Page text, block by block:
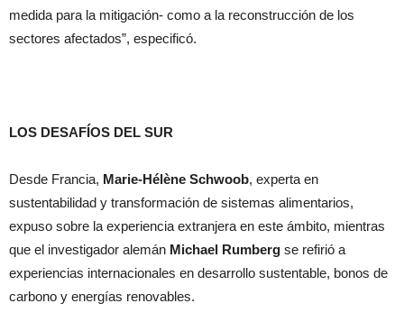
medida para la mitigación- como a la reconstrucción de los
sectores afectados”, especificó.
LOS DESAFÍOS DEL SUR
Desde Francia, Marie-Hélène Schwoob, experta en
sustentabilidad y transformación de sistemas alimentarios,
expuso sobre la experiencia extranjera en este ámbito, mientras
que el investigador alemán Michael Rumberg se refirió a
experiencias internacionales en desarrollo sustentable, bonos de
carbono y energías renovables.